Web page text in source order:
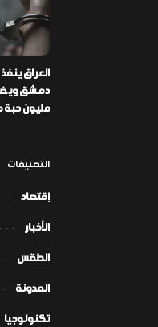
العراق
دمشق
مليون حبة
التصنيفات
إقتصاد
الأخبار
الطقس
المدونة
تكنولوجيا